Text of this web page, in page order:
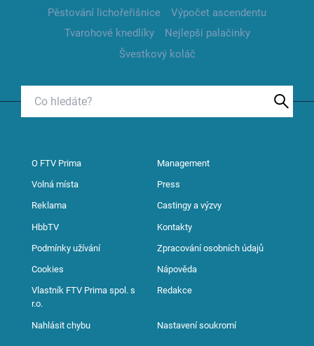
Pěstování lichořeřišnice
Výpočet ascendentu
Tvarohové knedlíky
Nejlepší palačinky
Švestkový koláč
O FTV Prima Management
Volná místa Press
Reklama Castingy a výzvy
HbbTV Kontakty
Podmínky užívání Zpracování osobních údajů
Cookies Nápověda
Vlastník FTV Prima spol. s
r.o.
Redakce
Nahlásit chybu Nastavení soukromí